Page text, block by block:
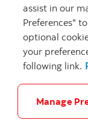
Carrières Ma
assist in our
Preferences"
optional
your
following link.
Manage